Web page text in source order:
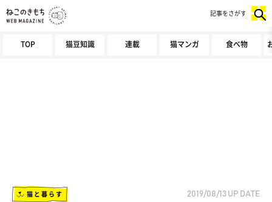
TOP 猫豆知識 連載 猫マンガ 食べ物
記事をさがす
猫と暮らす 2019/08/13 UP DATE